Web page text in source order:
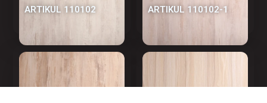
АRTIKUL 110102 АRTIKUL 110102-1